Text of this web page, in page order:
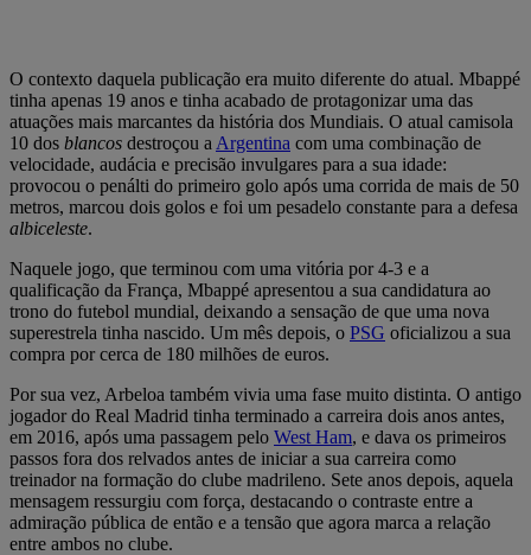
O contexto daquela publicação era muito diferente do atual. Mbappé
tinha apenas 19 anos e tinha acabado de protagonizar uma das
atuações mais marcantes da história dos Mundiais. O atual camisola
10 dos blancos destroçou a Argentina com uma combinação de
velocidade, audácia e precisão invulgares para a sua idade:
provocou o penálti do primeiro golo após uma corrida de mais de 50
metros, marcou dois golos e foi um pesadelo constante para a defesa
albiceleste.
Naquele jogo, que terminou com uma vitória por 4-3 e a
qualificação da França, Mbappé apresentou a sua candidatura ao
trono do futebol mundial, deixando a sensação de que uma nova
superestrela tinha nascido. Um mês depois, o PSG oficializou a sua
compra por cerca de 180 milhões de euros.
Por sua vez, Arbeloa também vivia uma fase muito distinta. O antigo
jogador do Real Madrid tinha terminado a carreira dois anos antes,
em 2016, após uma passagem pelo West Ham, e dava os primeiros
passos fora dos relvados antes de iniciar a sua carreira como
treinador na formação do clube madrileno. Sete anos depois, aquela
mensagem ressurgiu com força, destacando o contraste entre a
admiração pública de então e a tensão que agora marca a relação
entre ambos no clube.